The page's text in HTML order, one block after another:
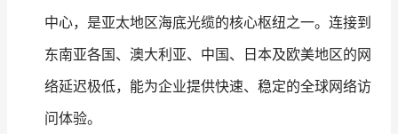
中心，是亚太地区海底光缆的核心枢纽之一。连接到
东南亚各国、澳大利亚、中国、日本及欧美地区的网
络延迟极低，能为企业提供快速、稳定的全球网络访
问体验。